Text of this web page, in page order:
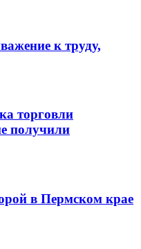
к труду,
торговли
получили
в Пермском крае